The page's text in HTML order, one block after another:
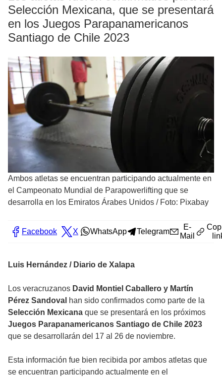
Selección Mexicana, que se presentará
en los Juegos Parapanamericanos
Santiago de Chile 2023
Ambos atletas se encuentran participando actualmente en
el Campeonato Mundial de Parapowerlifting que se
desarrolla en los Emiratos Árabes Unidos / Foto: Pixabay
Facebook X WhatsApp Telegram
E-
Mail
Luis Hernández / Diario de Xalapa
Los veracruzanos David Montiel Caballero y Martín
Pérez Sandoval han sido confirmados como parte de la
Selección Mexicana que se presentará en los próximos
Juegos Parapanamericanos Santiago de Chile 2023
que se desarrollarán del 17 al 26 de noviembre.
Esta información fue bien recibida por ambos atletas que
se encuentran participando actualmente en el